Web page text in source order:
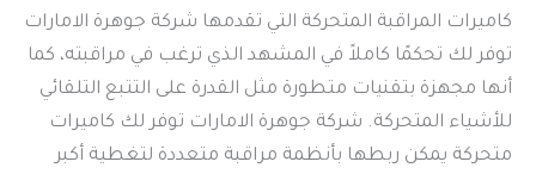
كاميرات المراقبة المتحركة التي تقدمها شركة جوهرة الامارات
توفر لك تحكمًا كاملاً في المشهد الذي ترغب في مراقبته، كما
أنها مجهزة بتقنيات متطورة مثل القدرة على التتبع التلقائي
للأشياء المتحركة. شركة جوهرة الامارات توفر لك كاميرات
متحركة يمكن ربطها بأنظمة مراقبة متعددة لتغطية أكبر